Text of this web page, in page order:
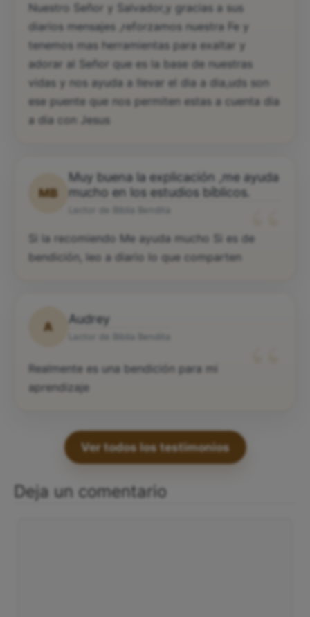
Nuestro Señor y Salvador,y gracias a sus
diarios mensajes ,reforzamos nuestra Fe y
tenemos mas herramientas para exaltar y
adorar al Señor que es la base de nuestras
vidas y nos ayuda a llevar el dia a dia,uds son
ese puente que nos permiten estas a cuenta dia
a dia con Jesus
MB
Muy buena la explicación ,me ayuda
mucho en los estudios bíblicos.“
Si la recomiendo Me ayuda mucho Si es de
bendición, leo a diario lo que comparten
A
Audrey
Realmente es una bendición para mi
aprendizaje
Ver todos los testimonios
Deja un comentario